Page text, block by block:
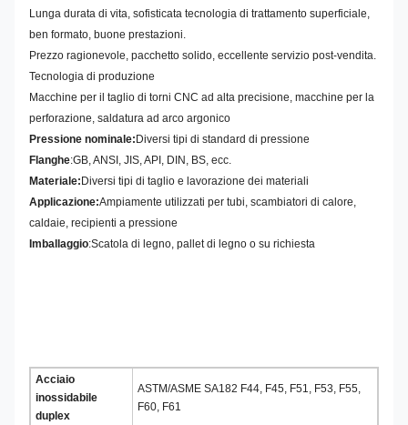
Lunga durata di vita, sofisticata tecnologia di trattamento superficiale,
ben formato, buone prestazioni.
Prezzo ragionevole, pacchetto solido, eccellente servizio post-vendita.
Tecnologia di produzione
Macchine per il taglio di torni CNC ad alta precisione, macchine per la
perforazione, saldatura ad arco argonico
Pressione nominale: Diversi tipi di standard di pressione
Flanghe:GB, ANSI, JIS, API, DIN, BS, ecc.
Materiale: Diversi tipi di taglio e lavorazione dei materiali
Applicazione:Ampiamente utilizzati per tubi, scambiatori di calore,
caldaie, recipienti a pressione
Imballaggio:Scatola di legno, pallet di legno o su richiesta
Acciaio
inossidabile
duplex
ASTM/ASME SA182 F44, F45, F51, F53, F55,
F60, F61